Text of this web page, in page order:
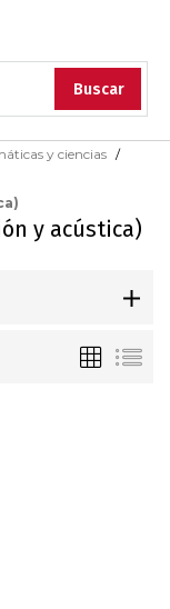
Buscar
y ciencias
y acústica)
Parrilla